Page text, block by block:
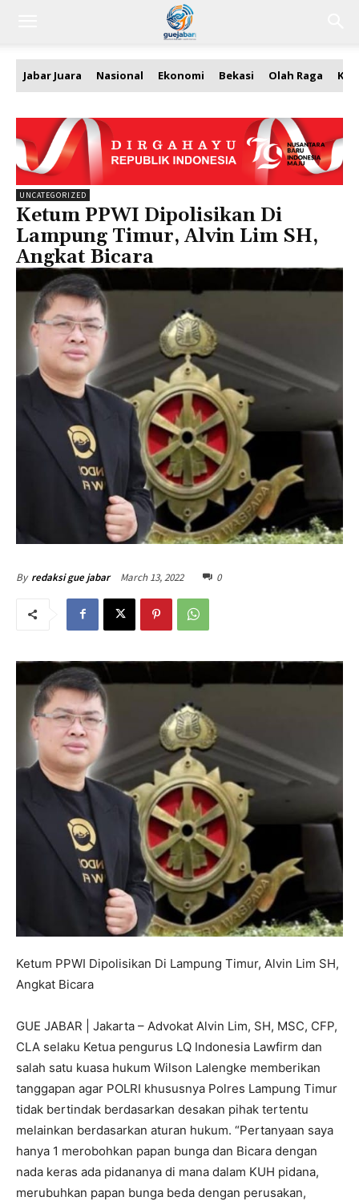
Jabar Juara Nasional Ekonomi Bekasi Olah Raga
UNCATEGORIZED
Ketum PPWI Dipolisikan Di
Lampung Timur, Alvin Lim SH,
Angkat Bicara
By redaksi gue jabar March 13, 2022 0
Ketum PPWI Dipolisikan Di Lampung Timur, Alvin Lim SH,
Angkat Bicara
GUE JABAR | Jakarta – Advokat Alvin Lim, SH, MSC, CFP,
CLA selaku Ketua pengurus LQ Indonesia Lawfirm dan
salah satu kuasa hukum Wilson Lalengke memberikan
tanggapan agar POLRI khususnya Polres Lampung Timur
tidak bertindak berdasarkan desakan pihak tertentu
melainkan berdasarkan aturan hukum. “Pertanyaan saya
hanya 1 merobohkan papan bunga dan Bicara dengan
nada keras ada pidananya di mana dalam KUH pidana,
merubuhkan papan bunga beda dengan perusakan,